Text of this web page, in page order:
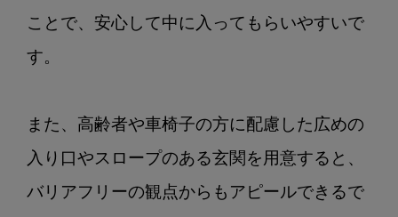
ことで、安心して中に入ってもらいやすいで
す。
また、高齢者や車椅子の方に配慮した広めの
入り口やスロープのある玄関を用意すると、
バリアフリーの観点からもアピールできるで